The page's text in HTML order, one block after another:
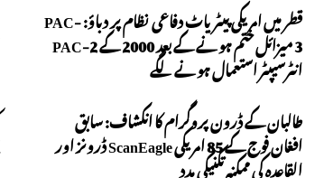
قطر میں امریکی پیٹریاٹ دفاعی نظام پر دباؤ: PAC-
3 میزائل ختم ہونے کے بعد 2000 کے PAC-2
انٹرسیپٹر استعمال ہونے لگے
طالبان کے ڈرون پروگرام کا انکشاف: سابق
افغان فوج کے 85 امریکی ScanEagle ڈرونز اور
القاعدہ کی ممکنہ تکنیکی مدد